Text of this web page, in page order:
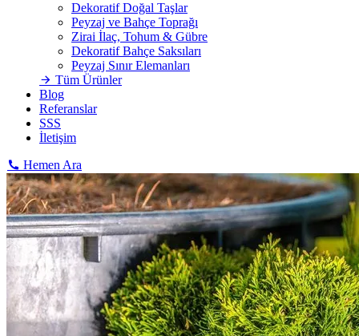
Dekoratif Doğal Taşlar
Peyzaj ve Bahçe Toprağı
Zirai İlaç, Tohum & Gübre
Dekoratif Bahçe Saksıları
Peyzaj Sınır Elemanları
Tüm Ürünler
Blog
Referanslar
SSS
İletişim
Hemen Ara